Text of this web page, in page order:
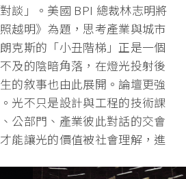
談」。美國 BPI 總裁林志明將
越明》為題，思考產業與城市
克斯的「小丑階梯」正是一個
及的陰暗角落，在燈光投射後
的敘事也由此展開。論壇更強
光不只是設計與工程的技術課
公部門、產業彼此對話的交會
能讓光的價值被社會理解，進